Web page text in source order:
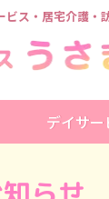
ビス・居宅介護・
デイサー